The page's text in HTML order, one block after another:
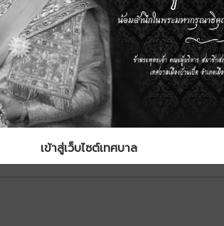
มการทุจริต พ.ศ.2551 (2)
เข้าสู่เว็บไซต์เทศบาล